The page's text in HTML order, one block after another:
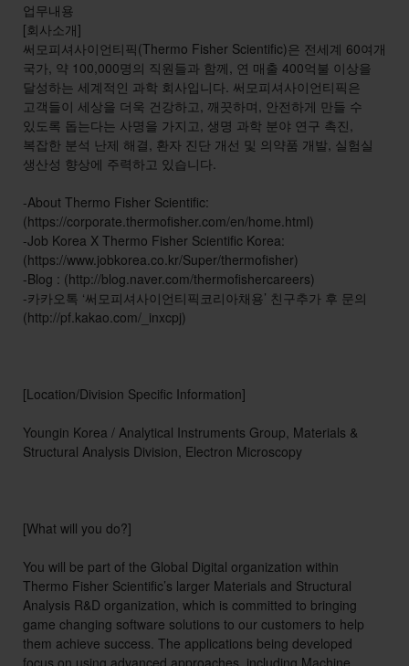
업무내용
[회사소개]
써모피셔사이언티픽(Thermo Fisher Scientific)은 전세계 60여개
국가, 약 100,000명의 직원들과 함께, 연 매출 400억불 이상을
달성하는 세계적인 과학 회사입니다. 써모피셔사이언티픽은
고객들이 세상을 더욱 건강하고, 깨끗하며, 안전하게 만들 수
있도록 돕는다는 사명을 가지고, 생명 과학 분야 연구 촉진,
복잡한 분석 난제 해결, 환자 진단 개선 및 의약품 개발, 실험실
생산성 향상에 주력하고 있습니다.
-About Thermo Fisher Scientific:
(https://corporate.thermofisher.com/en/home.html)
-Job Korea X Thermo Fisher Scientific Korea:
(https://www.jobkorea.co.kr/Super/thermofisher)
-Blog : (http://blog.naver.com/thermofishercareers)
-카카오톡 ‘써모피셔사이언티픽코리아채용’ 친구추가 후 문의
(http://pf.kakao.com/_inxcpj)
[Location/Division Specific Information]
Youngin Korea / Analytical Instruments Group, Materials &
Structural Analysis Division, Electron Microscopy
[What will you do?]
You will be part of the Global Digital organization within
Thermo Fisher Scientific’s larger Materials and Structural
Analysis R&D organization, which is committed to bringing
game changing software solutions to our customers to help
them achieve success. The applications being developed
focus on using advanced approaches, including Machine